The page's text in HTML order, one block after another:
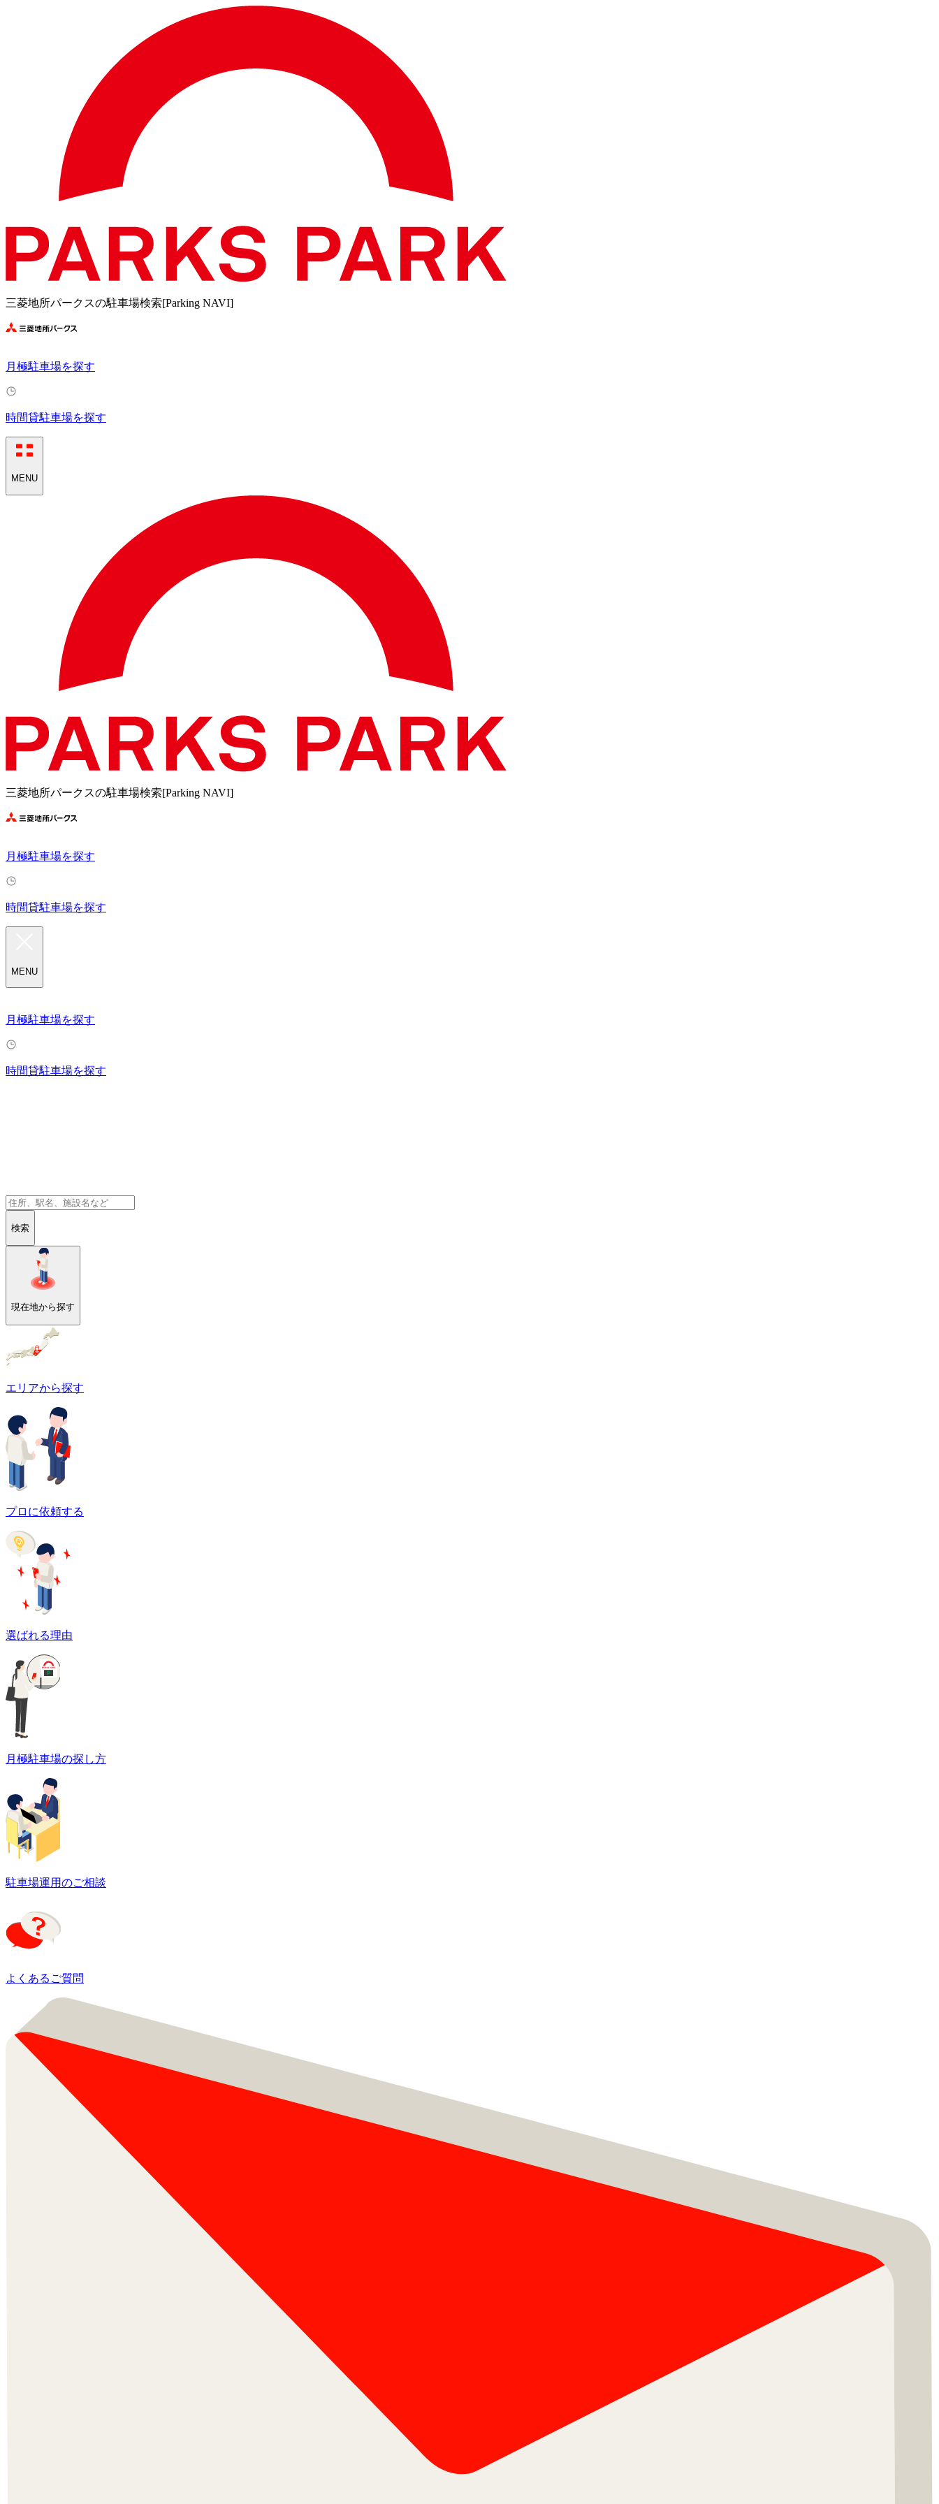
三菱地所パークスの駐車場検索[Parking NAVI]
月極駐車場を探す
時間貸駐車場を探す
MENU
三菱地所パークスの駐車場検索[Parking NAVI]
月極駐車場を探す
時間貸駐車場を探す
MENU
月極駐車場を探す
時間貸駐車場を探す
検索
現在地から探す
エリアから探す
プロに依頼する
選ばれる理由
月極駐車場の探し方
駐車場運用のご相談
よくあるご質問